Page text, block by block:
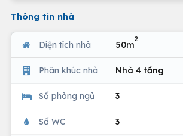
Thông tin nhà
Diện tích nhà 50m
2
Phân khúc nhà Nhà 4 tầng
Số phòng ngủ 3
Số WC 3